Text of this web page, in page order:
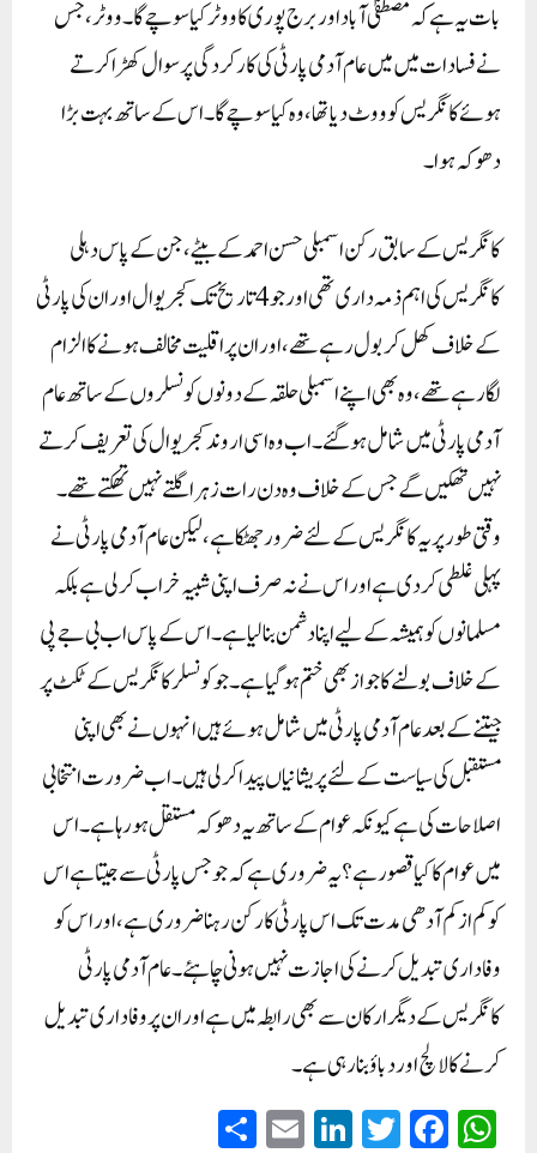
بات یہ ہے کہ مصطفیٰ آباد اور برج پوری کا ووٹر کیا سوچے گا۔ ووٹر، جس
نے فسادات میں میں عام آدمی پارٹی کی کارکردگی پر سوال کھڑا کرتے
ہوئے کانگریس کو ووٹ دیا تھا، وہ کیا سوچے گا۔ اس کے ساتھ بہت بڑا
دھوکہ ہوا۔
کانگریس کے سابق رکن اسمبلی حسن احمد کے بیٹے، جن کے پاس دہلی
کانگریس کی اہم ذمہ داری تھی اور جو 4 تاریخ تک کجریوال اور ان کی پارٹی
کے خلاف کھل کر بول رہے تھے، اور ان پر اقلیت مخالف ہونے کا الزام
لگا رہے تھے، وہ بھی اپنے اسمبلی حلقہ کے دونوں کونسلروں کے ساتھ عام
آدمی پارٹی میں شامل ہو گئے۔ اب وہ اسی اروند کجریوال کی تعریف کرتے
نہیں تھکیں گے جس کے خلاف وہ دن رات زہر اگلتے نہیں تھکتے تھے۔
وقتی طور پر یہ کانگریس کے لئے ضرور جھٹکا ہے، لیکن عام آدمی پارٹی نے
پہلی غلطی کر دی ہے اور اس نے نہ صرف اپنی شبیہ خراب کر لی ہے بلکہ
مسلمانوں کو ہمیشہ کے لیے اپنا دشمن بنا لیا ہے۔ اس کے پاس اب بی جے پی
کے خلاف بولنے کا جواز بھی ختم ہو گیا ہے۔ جو کونسلر کانگریس کے ٹکٹ پر
جیتنے کے بعد عام آدمی پارٹی میں شامل ہوئے ہیں انہوں نے بھی اپنی
مستقبل کی سیاست کے لئے پریشانیاں پیدا کر لی ہیں۔اب ضرورت انتخابی
اصلاحات کی ہے کیونکہ عوام کے ساتھ یہ دھوکہ مستقل ہو رہا ہے۔ اس
میں عوام کا کیا قصور ہے؟ یہ ضروری ہے کہ جو جس پارٹی سے جیتا ہے اس
کو کم از کم آدھی مدت تک اس پارٹی کا رکن رہنا ضروری ہے، اور اس کو
وفاداری تبدیل کرنے کی اجازت نہیں ہونی چاہئے۔ عام آدمی پارٹی
کانگریس کے دیگر ارکان سے بھی رابطہ میں ہے اور ان پر وفاداری تبدیل
کرنے کا لالچ اور دباؤ بنا رہی ہے۔
W
Fa
T
Li
E